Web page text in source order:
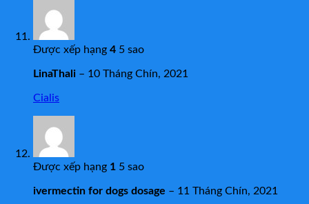
Được xếp hạng 4 5 sao
LinaThali – 10 Tháng Chín, 2021
Cialis
Được xếp hạng 1 5 sao
ivermectin for dogs dosage – 11 Tháng Chín, 2021